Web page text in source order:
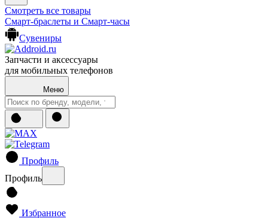
Смотреть все товары
Смарт-браслеты и Смарт-часы
Сувениры
Запчасти и аксессуары
для мобильных телефонов
Меню
Профиль
Профиль
Избранное